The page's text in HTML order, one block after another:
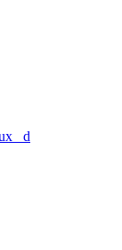
_d